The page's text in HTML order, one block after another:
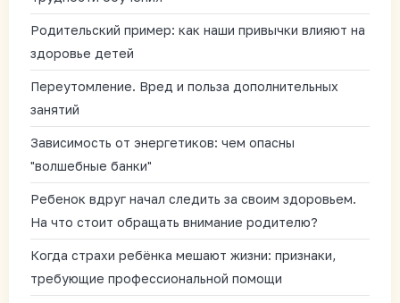
Родительский пример: как наши привычки влияют на
здоровье детей
Переутомление. Вред и польза дополнительных
занятий
Зависимость от энергетиков: чем опасны
"волшебные банки"
Ребенок вдруг начал следить за своим здоровьем.
На что стоит обращать внимание родителю?
Когда страхи ребёнка мешают жизни: признаки,
требующие профессиональной помощи